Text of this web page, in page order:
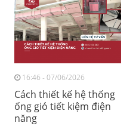
16:46 - 07/06/2026
Cách thiết kế hệ thống
ống gió tiết kiệm điện
năng